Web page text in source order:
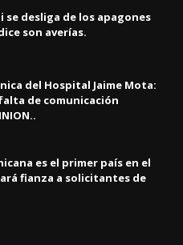
se desliga de los apagones
son averías.
del Hospital Jaime Mota:
de comunicación
es el primer país en el
fianza a solicitantes de